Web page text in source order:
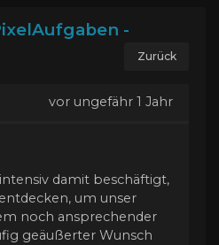
-
Zurück
vor ungefähr 1 Jahr
damit beschäftigt,
um unser
noch ansprechender
geäußerter Wunsch